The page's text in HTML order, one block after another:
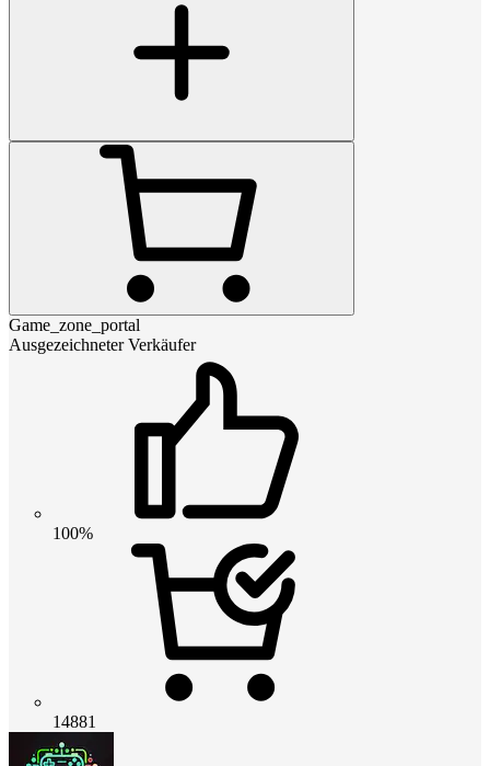
Game_zone_portal
Ausgezeichneter Verkäufer
100%
14881